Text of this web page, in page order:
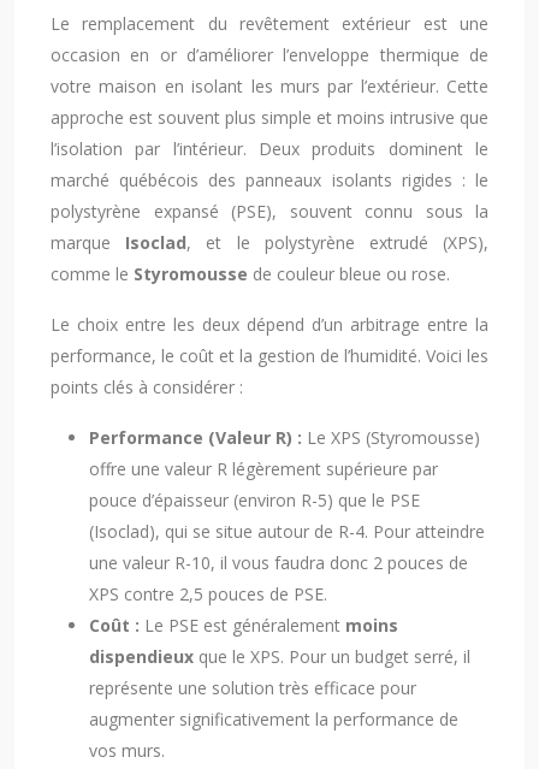
Le remplacement du revêtement extérieur est une
occasion en or d’améliorer l’enveloppe thermique de
votre maison en isolant les murs par l’extérieur. Cette
approche est souvent plus simple et moins intrusive que
l’isolation par l’intérieur. Deux produits dominent le
marché québécois des panneaux isolants rigides : le
polystyrène expansé (PSE), souvent connu sous la
marque Isoclad, et le polystyrène extrudé (XPS),
comme le Styromousse de couleur bleue ou rose.
Le choix entre les deux dépend d’un arbitrage entre la
performance, le coût et la gestion de l’humidité. Voici les
points clés à considérer :
Performance (Valeur R) : Le XPS (Styromousse)
offre une valeur R légèrement supérieure par
pouce d’épaisseur (environ R-5) que le PSE
(Isoclad), qui se situe autour de R-4. Pour atteindre
une valeur R-10, il vous faudra donc 2 pouces de
XPS contre 2,5 pouces de PSE.
Coût : Le PSE est généralement moins
dispendieux que le XPS. Pour un budget serré, il
représente une solution très efficace pour
augmenter significativement la performance de
vos murs.